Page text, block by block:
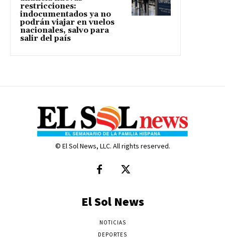
restricciones:
indocumentados ya no
podrán viajar en vuelos
nacionales, salvo para
salir del país
© El Sol News, LLC. All rights reserved.
El Sol News
NOTICIAS
DEPORTES